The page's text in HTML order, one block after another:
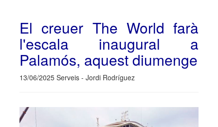
El creuer The World farà
l'escala inaugural a
Palamós, aquest diumenge
13/06/2025 Serveis - Jordi Rodríguez